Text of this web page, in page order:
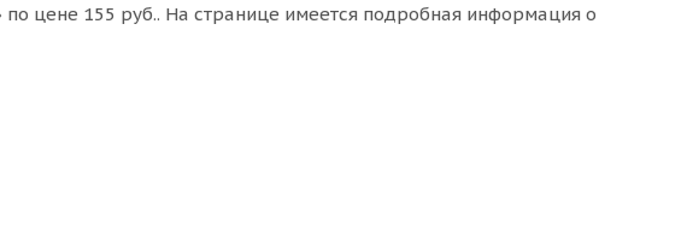
цене 155 руб.. На странице имеется подробная информация о